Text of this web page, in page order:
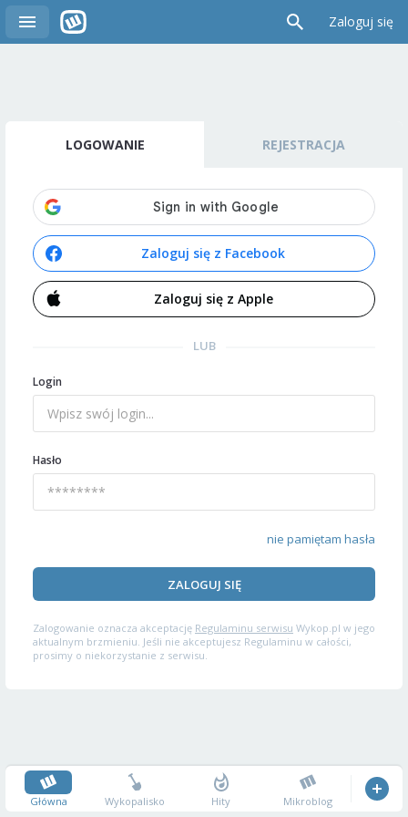
Zaloguj się
LOGOWANIE REJESTRACJA
Zaloguj się z Facebook
Zaloguj się z Apple
LUB
Login
Hasło
nie pamiętam hasła
ZALOGUJ SIĘ
Zalogowanie oznacza akceptację Regulaminu serwisu Wykop.pl w jego
aktualnym brzmieniu. Jeśli nie akceptujesz Regulaminu w całości,
prosimy o niekorzystanie z serwisu.
Główna Wykopalisko Hity Mikroblog